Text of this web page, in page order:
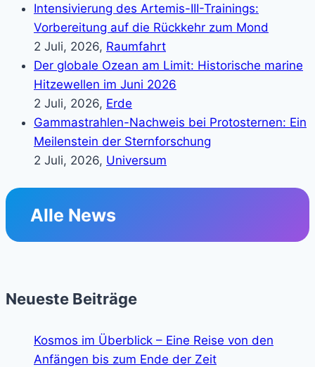
Intensivierung des Artemis-III-Trainings:
Vorbereitung auf die Rückkehr zum Mond
2 Juli, 2026, Raumfahrt
Der globale Ozean am Limit: Historische marine
Hitzewellen im Juni 2026
2 Juli, 2026, Erde
Gammastrahlen-Nachweis bei Protosternen: Ein
Meilenstein der Sternforschung
2 Juli, 2026, Universum
Alle News
Neueste Beiträge
Kosmos im Überblick – Eine Reise von den
Anfängen bis zum Ende der Zeit